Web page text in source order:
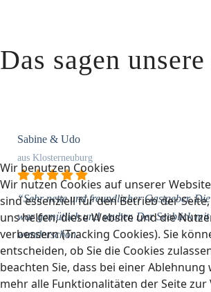
Das sagen
Sabine & Udo
aus Klosterneuburg
“Sehr nette und freundlicher Gastgeber.
war gemütlich und sauber. Der Seeblick mit
wunderschön.
Wir benutzen Cookies
Wir nutzen Cookies auf unserer
sind essenziell für den Betrieb der
uns helfen, diese Website und die
verbessern (Tracking Cookies). Sie
entscheiden, ob Sie die Cookies
beachten Sie, dass bei einer
mehr alle Funktionalitäten der Seite